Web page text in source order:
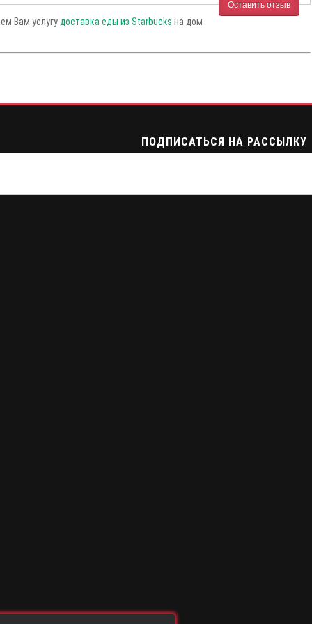
Оставить отзыв
Вам услугу доставка еды из Starbucks на дом
ПОДПИСАТЬСЯ НА РАССЫЛКУ